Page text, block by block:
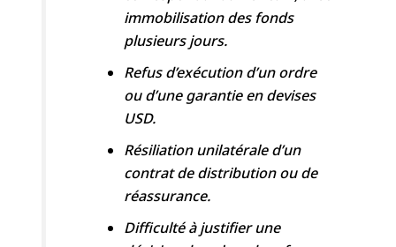
immobilisation des fonds
plusieurs jours.
Refus d’exécution d’un ordre
ou d’une garantie en devises
USD.
Résiliation unilatérale d’un
contrat de distribution ou de
réassurance.
Difficulté à justifier une